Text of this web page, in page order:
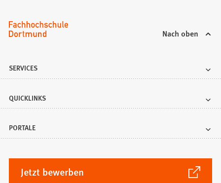
Nach oben
SERVICES
QUICKLINKS
PORTALE
Jetzt bewerben
(Öffnet